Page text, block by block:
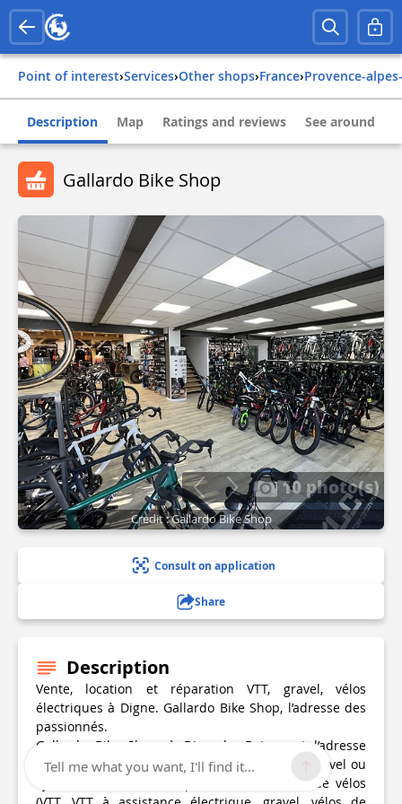
Point of interest› Services› Other shops› france› provence-
Description Map Ratings and reviews See around
Gallardo Bike Shop
10 photo(s)
Credit : Gallardo Bike Shop
Consult on application
Share
Description
Vente, location et réparation VTT, gravel, vélos
électriques à Digne. Gallardo Bike Shop, l’adresse des
passionnés.
Gallardo Bike Shop, à Digne-les-Bains, est l’adresse
incontournable pour les passionnés de VTT, gravel ou
cyclotourisme. Vente, réparation et location de vélos
Tell me what you want, I'll find it...